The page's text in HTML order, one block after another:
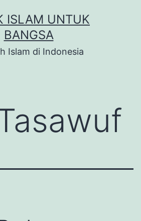
ISLAM UNTUK
BANGSA
Islam di Indonesia